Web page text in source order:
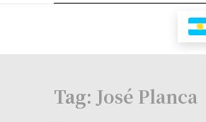
Tag: José Planca